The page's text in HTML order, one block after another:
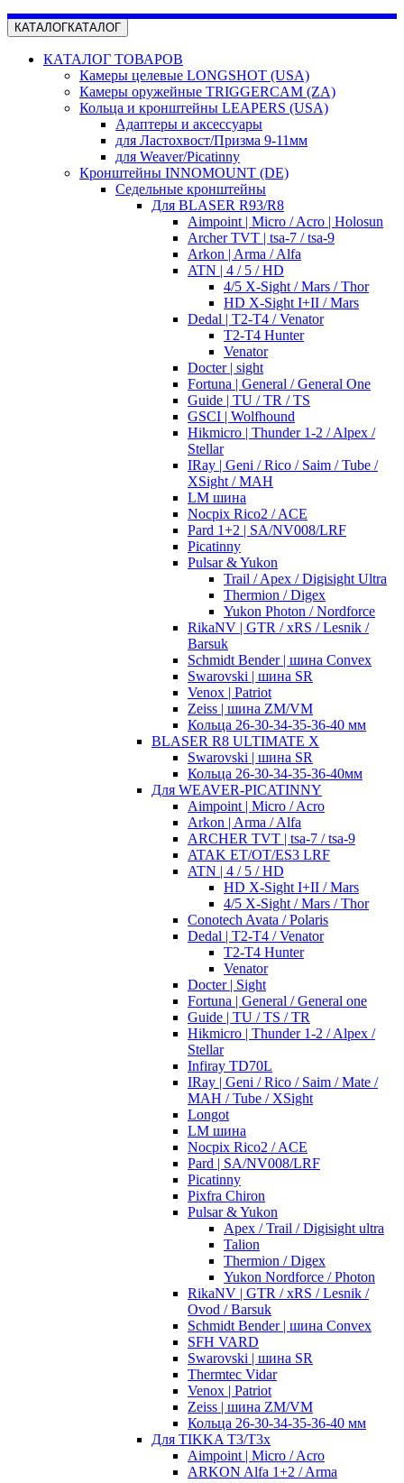
КАТАЛОГКАТАЛОГ
КАТАЛОГ ТОВАРОВ
Камеры целевые LONGSHOT (USA)
Камеры оружейные TRIGGERCAM (ZA)
Кольца и кронштейны LEAPERS (USA)
Адаптеры и аксессуары
для Ластохвост/Призма 9-11мм
для Weaver/Picatinny
Кронштейны INNOMOUNT (DE)
Седельные кронштейны
Для BLASER R93/R8
Aimpoint | Micro / Acro | Holosun
Archer TVT | tsa-7 / tsa-9
Arkon | Arma / Alfa
ATN | 4 / 5 / HD
4/5 X-Sight / Mars / Thor
HD X-Sight I+II / Mars
Dedal | T2-T4 / Venator
T2-T4 Hunter
Venator
Docter | sight
Fortuna | General / General One
Guide | TU / TR / TS
GSCI | Wolfhound
Hikmicro | Thunder 1-2 / Alpex /
Stellar
IRay | Geni / Rico / Saim / Tube /
XSight / MAH
LM шина
Nocpix Rico2 / ACE
Pard 1+2 | SA/NV008/LRF
Picatinny
Pulsar & Yukon
Trail / Apex / Digisight Ultra
Thermion / Digex
Yukon Photon / Nordforce
RikaNV | GTR / xRS / Lesnik /
Barsuk
Schmidt Bender | шина Convex
Swarovski | шина SR
Venox | Patriot
Zeiss | шина ZM/VM
Кольца 26-30-34-35-36-40 мм
BLASER R8 ULTIMATE X
Swarovski | шина SR
Кольца 26-30-34-35-36-40мм
Для WEAVER-PICATINNY
Aimpoint | Micro / Acro
Arkon | Arma / Alfa
ARCHER TVT | tsa-7 / tsa-9
ATAK ET/OT/ES3 LRF
ATN | 4 / 5 / HD
HD X-Sight I+II / Mars
4/5 X-Sight / Mars / Thor
Conotech Avata / Polaris
Dedal | T2-T4 / Venator
T2-T4 Hunter
Venator
Docter | Sight
Fortuna | General / General one
Guide | TU / TS / TR
Hikmicro | Thunder 1-2 / Alpex /
Stellar
Infiray TD70L
IRay | Geni / Rico / Saim / Mate /
MAH / Tube / XSight
Longot
LM шина
Nocpix Rico2 / ACE
Pard | SA/NV008/LRF
Picatinny
Pixfra Chiron
Pulsar & Yukon
Apex / Trail / Digisight ultra
Talion
Thermion / Digex
Yukon Nordforce / Photon
RikaNV | GTR / xRS / Lesnik /
Ovod / Barsuk
Schmidt Bender | шина Convex
SFH VARD
Swarovski | шина SR
Thermtec Vidar
Venox | Patriot
Zeiss | шина ZM/VM
Кольца 26-30-34-35-36-40 мм
Для TIKKA T3/T3x
Aimpoint | Micro / Acro
ARKON Alfa 1+2 / Arma